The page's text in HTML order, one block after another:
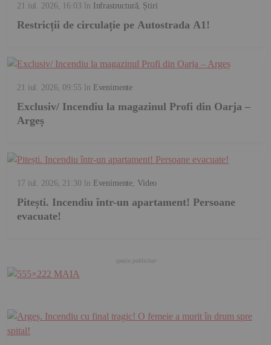
21 iul. 2026, 16:03 în Infrastructură Știri
Restricții de circulație pe Autostrada A1!
21 iul. 2026, 09:55 în Evenimente
Exclusiv/ Incendiu la magazinul Profi din Oarja –
Argeș
17 iul. 2026, 21:30 în Evenimente, Video
Pitești. Incendiu într-un apartament! Persoane
evacuate!